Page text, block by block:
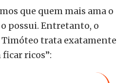
que quem mais ama o
possui. Entretanto, o
Timóteo trata exatamente
ficar ricos”: